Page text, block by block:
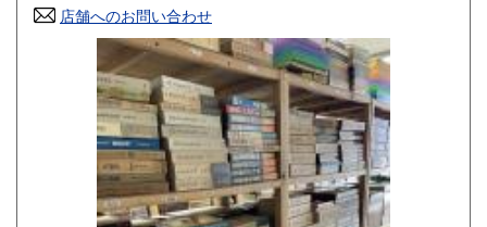
高知県 800円
800円 長崎県
800円 大分県
800円 鹿児島県
1,500円
店舗へのお問い合わせ